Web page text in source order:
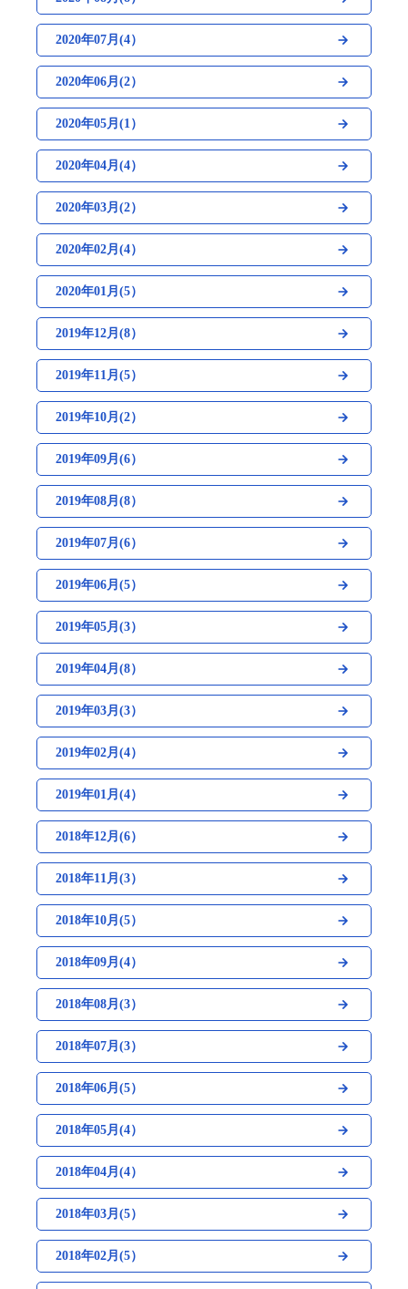
2020年07月(4）
2020年06月(2）
2020年05月(1）
2020年04月(4）
2020年03月(2）
2020年02月(4）
2020年01月(5）
2019年12月(8）
2019年11月(5）
2019年10月(2）
2019年09月(6）
2019年08月(8）
2019年07月(6）
2019年06月(5）
2019年05月(3）
2019年04月(8）
2019年03月(3）
2019年02月(4）
2019年01月(4）
2018年12月(6）
2018年11月(3）
2018年10月(5）
2018年09月(4）
2018年08月(3）
2018年07月(3）
2018年06月(5）
2018年05月(4）
2018年04月(4）
2018年03月(5）
2018年02月(5）